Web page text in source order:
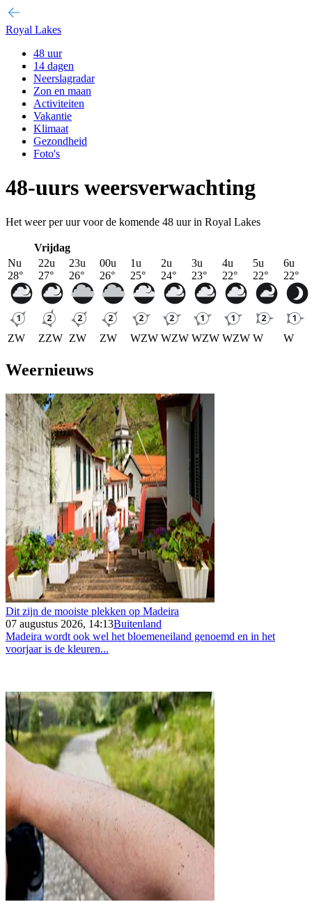
Royal Lakes
48 uur
14 dagen
Neerslagradar
Zon en maan
Activiteiten
Vakantie
Klimaat
Gezondheid
Foto's
48-uurs weersverwachting
Het weer per uur voor de komende 48 uur in Royal Lakes
Vrijdag
Nu
28°
ZW
22u
27°
ZZW
23u
26°
ZW
00u
26°
ZW
1u
25°
WZW
2u
24°
WZW
3u
23°
WZW
4u
22°
WZW
5u
22°
W
6u
22°
W
Weernieuws
Dit zijn de mooiste plekken op Madeira
07 augustus 2026, 14:13Buitenland
Madeira wordt ook wel het bloemeneiland genoemd en in het
voorjaar is de kleuren...